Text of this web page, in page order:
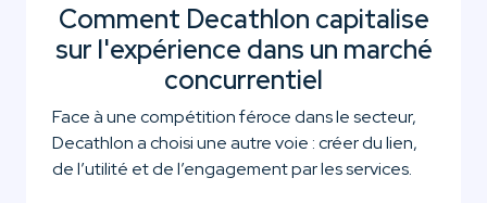
Comment Decathlon capitalise
sur l'expérience dans un marché
concurrentiel
Face à une compétition féroce dans le secteur,
Decathlon a choisi une autre voie : créer du lien,
de l’utilité et de l’engagement par les services.